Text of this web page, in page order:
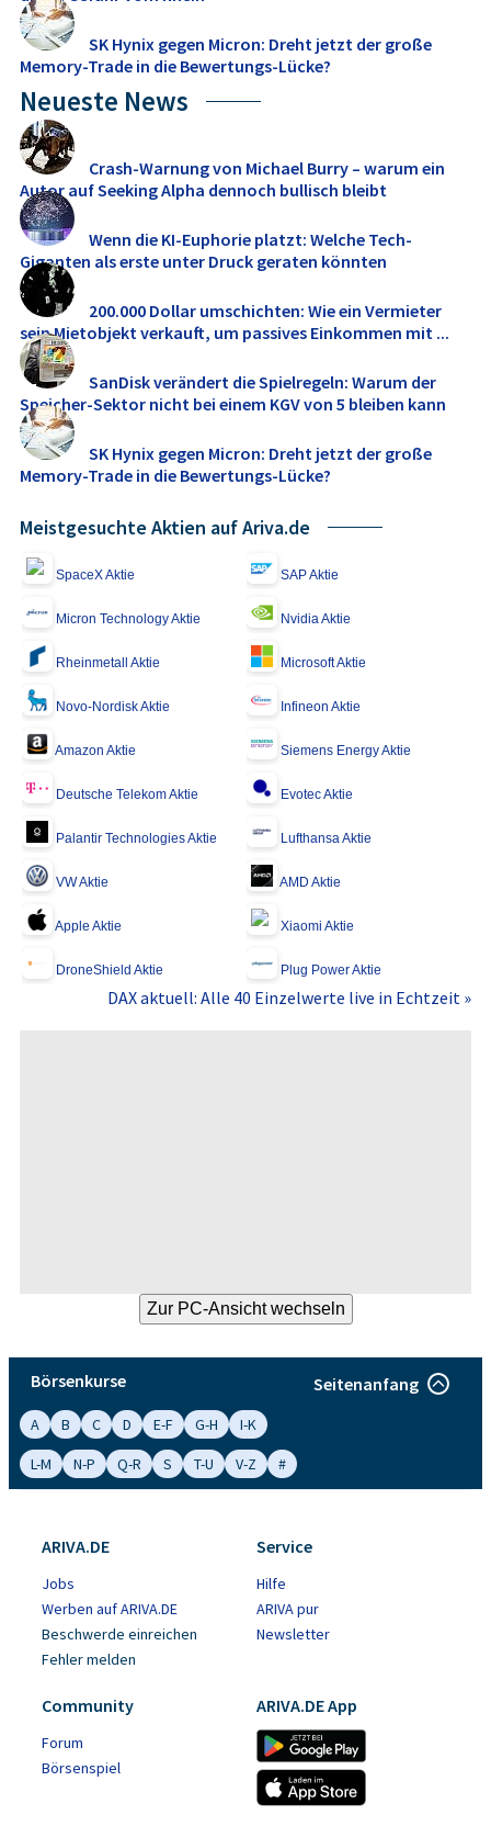
SK Hynix gegen Micron: Dreht jetzt der große
Memory‑Trade in die Bewertungs-Lücke?
Neueste News
Crash-Warnung von Michael Burry – warum ein
Autor auf Seeking Alpha dennoch bullisch bleibt
Wenn die KI-Euphorie platzt: Welche Tech-
Giganten als erste unter Druck geraten könnten
200.000 Dollar umschichten: Wie ein Vermieter
sein Mietobjekt verkauft, um passives Einkommen mit ...
SanDisk verändert die Spielregeln: Warum der
Speicher-Sektor nicht bei einem KGV von 5 bleiben kann
SK Hynix gegen Micron: Dreht jetzt der große
Memory‑Trade in die Bewertungs-Lücke?
Meistgesuchte Aktien auf Ariva.de
SpaceX Aktie SAP Aktie
Micron Technology Aktie Nvidia Aktie
Rheinmetall Aktie Microsoft Aktie
Novo-Nordisk Aktie Infineon Aktie
Amazon Aktie Siemens Energy Aktie
Deutsche Telekom Aktie Evotec Aktie
Palantir Technologies Aktie Lufthansa Aktie
VW Aktie AMD Aktie
Apple Aktie Xiaomi Aktie
DroneShield Aktie Plug Power Aktie
DAX aktuell: Alle 40 Einzelwerte live in Echtzeit »
Börsenkurse Seitenanfang
A B C D E-F G-H
I-K
L-M
N-P Q-R S T-U V-Z #
ARIVA.DE
Jobs
Werben auf ARIVA.DE
Beschwerde einreichen
Fehler melden
Service
Hilfe
ARIVA pur
Newsletter
Community
Forum
Börsenspiel
ARIVA.DE App